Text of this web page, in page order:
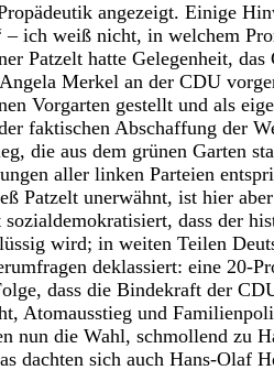
angezeigt. Einige
– ich weiß nicht, in welchem
Patzelt hatte Gelegenheit,
Merkel an der CDU
Vorgarten gestellt und als
faktischen Abschaffung der
die aus dem grünen Garten
aller linken Parteien
Patzelt unerwähnt, ist hier
dass der
wird; in weiten Teilen
deklassiert: eine 20-
dass die Bindekraft der
Atomausstieg und
nun die Wahl, schmollend zu
dachten sich auch Hans-Olaf